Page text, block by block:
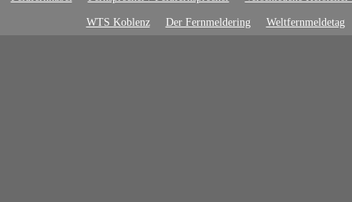
WTS Koblenz Der Fernmeldering Weltfernmeldetag